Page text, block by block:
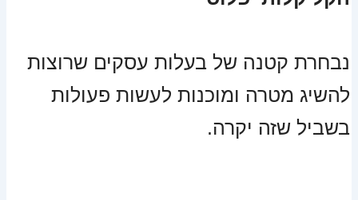
נבחרת קטנה של בעלות עסקים שרוצות
להשיג מטרה ומוכנות לעשות פעולות
בשביל שזה יקרה.